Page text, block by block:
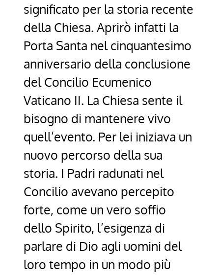
significato per la storia recente
della Chiesa. Aprirò infatti la
Porta Santa nel cinquantesimo
anniversario della conclusione
del Concilio Ecumenico
Vaticano II. La Chiesa sente il
bisogno di mantenere vivo
quell’evento. Per lei iniziava un
nuovo percorso della sua
storia. I Padri radunati nel
Concilio avevano percepito
forte, come un vero soffio
dello Spirito, l’esigenza di
parlare di Dio agli uomini del
loro tempo in un modo più